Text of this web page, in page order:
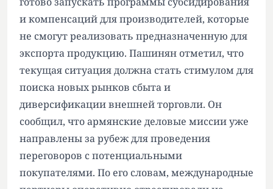
и компенсаций для производителей, которые
не смогут реализовать предназначенную для
экспорта продукцию. Пашинян отметил, что
текущая ситуация должна стать стимулом для
поиска новых рынков сбыта и
диверсификации внешней торговли. Он
сообщил, что армянские деловые миссии уже
направлены за рубеж для проведения
переговоров с потенциальными
покупателями. По его словам, международные